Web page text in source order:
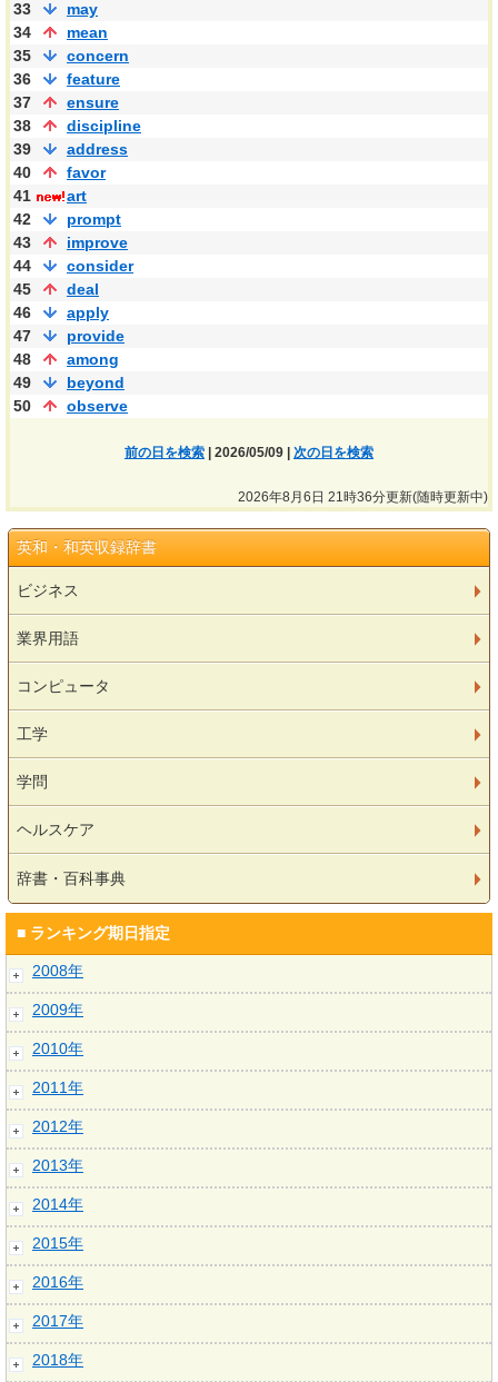
33
may
34
mean
35
concern
36
feature
37
ensure
38
discipline
39
address
40
favor
41
art
42
prompt
43
improve
44
consider
45
deal
46
apply
47
provide
48
among
49
beyond
50
observe
前の日を検索 | 2026/05/09 | 次の日を検索
2026年8月6日 21時36分更新(随時更新中)
英和・和英収録辞書
ビジネス
業界用語
コンピュータ
工学
学問
ヘルスケア
辞書・百科事典
■ ランキング期日指定
2008年
2009年
2010年
2011年
2012年
2013年
2014年
2015年
2016年
2017年
2018年